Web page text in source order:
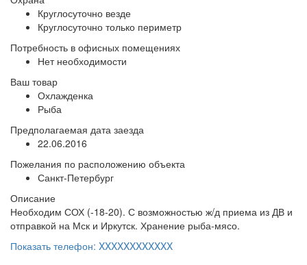
Круглосуточно везде
Круглосуточно только периметр
Потребность в офисных помещениях
Нет необходимости
Ваш товар
Охлажденка
Рыба
Предполагаемая дата заезда
22.06.2016
Пожелания по расположению объекта
Санкт-Петербург
Описание
Необходим СОХ (-18-20). С возможностью ж/д приема из ДВ и
отправкой на Мск и Иркутск. Хранение рыба-мясо.
Показать телефон: XXXXXXXXXXXX